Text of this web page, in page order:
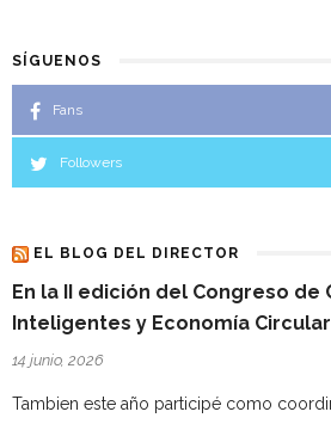
SÍGUENOS
Fans
Followers
EL BLOG DEL DIRECTOR
En la II edición del Congreso de
Inteligentes y Economía Circular
14 junio, 2026
Tambien este año participé como